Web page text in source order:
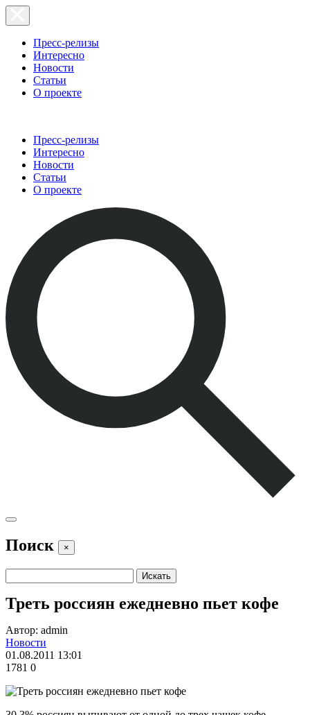
Пресс-релизы
Интересно
Новости
Статьи
О проекте
Пресс-релизы
Интересно
Новости
Статьи
О проекте
Поиск ×
Треть россиян ежедневно пьет кофе
Автор: admin
Новости
01.08.2011 13:01
1781 0